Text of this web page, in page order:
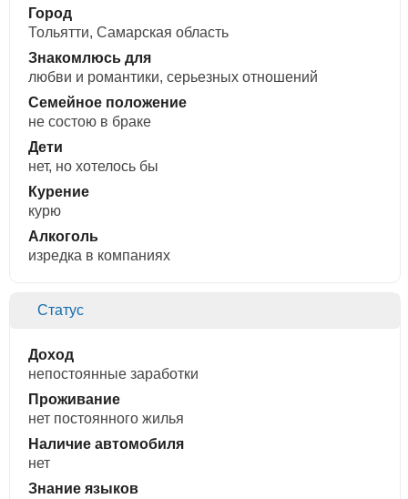
Город
Тольятти, Самарская область
Знакомлюсь для
любви и романтики, cерьезных отношений
Семейное положение
не состою в браке
Дети
нет, но хотелось бы
Курение
курю
Алкоголь
изредка в компаниях
Статус
Доход
непостоянные заработки
Проживание
нет постоянного жилья
Наличие автомобиля
нет
Знание языков